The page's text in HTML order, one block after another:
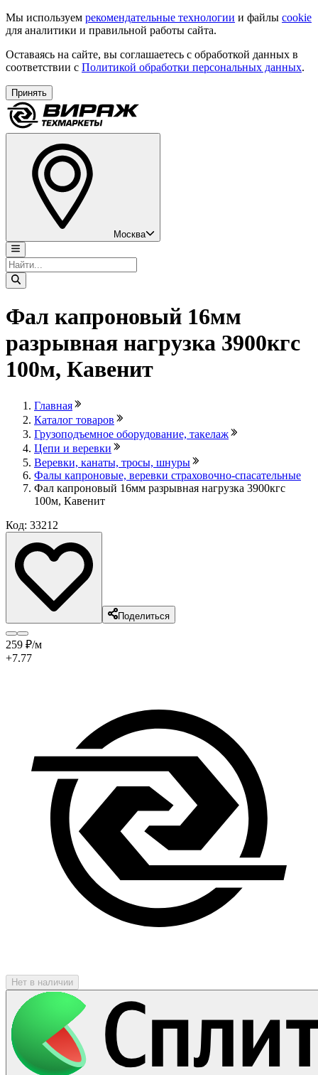
Мы используем рекомендательные технологии и файлы cookie
для аналитики и правильной работы сайта.
Оставаясь на сайте, вы соглашаетесь с обработкой данных в
соответствии с Политикой обработки персональных данных.
Принять
Москва
Фал капроновый 16мм
разрывная нагрузка 3900кгс
100м, Кавенит
Главная
Каталог товаров
Грузоподъемное оборудование, такелаж
Цепи и веревки
Веревки, канаты, тросы, шнуры
Фалы капроновые, веревки страховочно-спасательные
Фал капроновый 16мм разрывная нагрузка 3900кгс
100м, Кавенит
Код: 33212
Поделиться
259 ₽/м
+7.77
Нет в наличии